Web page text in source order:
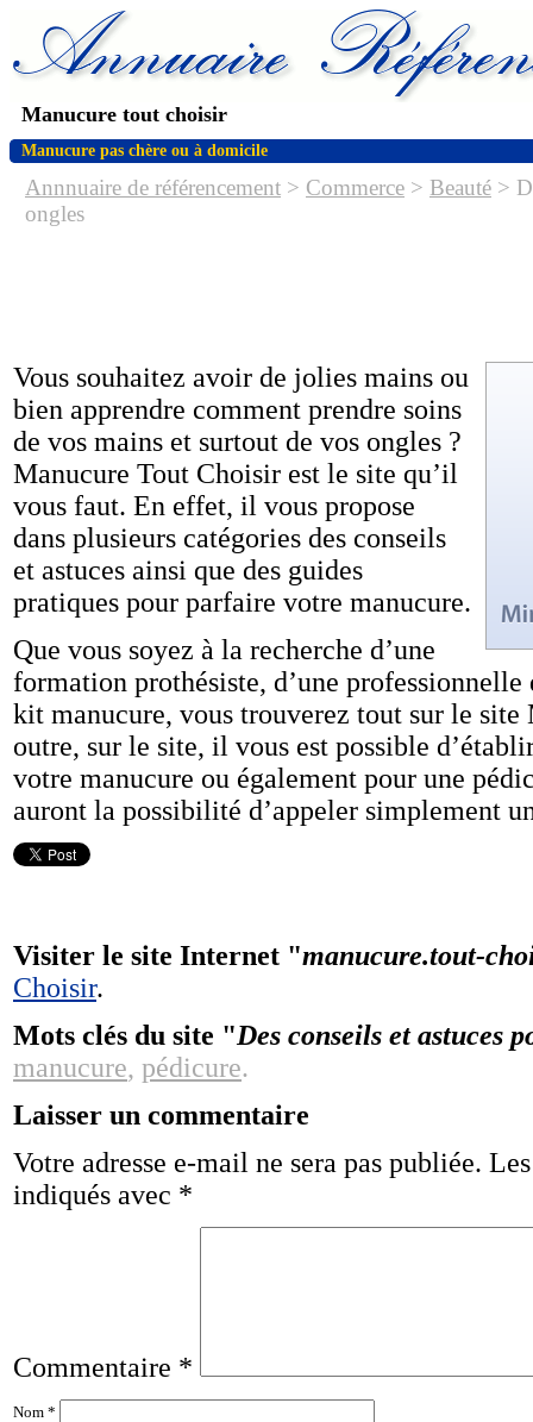
Manucure tout choisir
Manucure pas chère ou à domicile
Annnuaire de référencement > Commerce > Beauté >
ongles
Vous souhaitez avoir de jolies mains ou
bien apprendre comment prendre soins
de vos mains et surtout de vos ongles ?
Manucure Tout Choisir est le site qu’il
vous faut. En effet, il vous propose
dans plusieurs catégories des conseils
et astuces ainsi que des guides
pratiques pour parfaire votre manucure.
Que vous soyez à la recherche d’une
formation prothésiste, d’une professionnelle
kit manucure, vous trouverez tout sur le
outre, sur le site, il vous est possible
votre manucure ou également pour une
auront la possibilité d’appeler simplement
Visiter le site Internet "manucure.tout-
Choisir.
Mots clés du site "Des conseils et astuces
manucure, pédicure.
Laisser un commentaire
Votre adresse e-mail ne sera pas publiée.
indiqués avec *
Commentaire *
Nom *